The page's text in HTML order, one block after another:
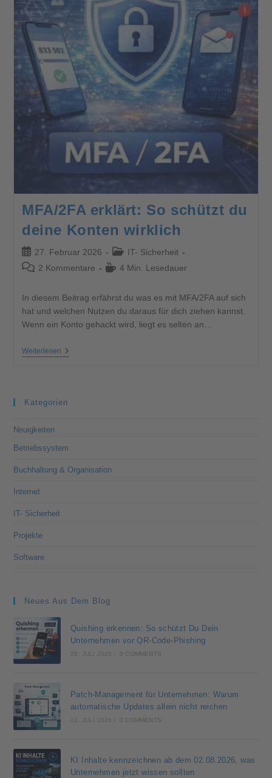
MFA/2FA erklärt: So schützt du
deine Konten wirklich
27. Februar 2026
IT- Sicherheit
2 Kommentare
4 Min. Lesedauer
In diesem Beitrag erfährst du was es mit MFA/2FA auf sich
hat und welchen Nutzen du daraus für dich ziehen kannst.
Wenn ein Konto gehackt wird, liegt es selten an…
Weiterlesen
Kategorien
Neuigkeiten
Betriebssystem
Buchhaltung & Organisation
Internet
IT- Sicherheit
Projekte
Software
Neues Aus Dem Blog
Quishing erkennen: So schützt Du Dein
Unternehmen vor QR-Code-Phishing
0 COMMENTS
Patch-Management für Unternehmen: Warum
automatische Updates allein nicht reichen
22. JULI 2026 0 COMMENTS
KI Inhalte kennzeichnen ab dem 02.08.2026, was
Unternehmen jetzt wissen sollten